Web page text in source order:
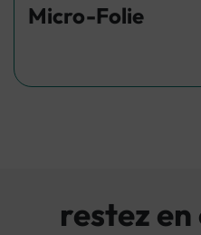
Micro-Folie
restez